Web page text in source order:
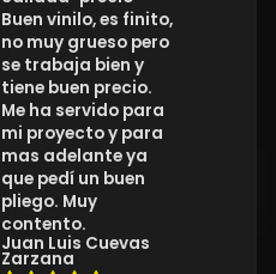
Buen vinilo, es finito,
no muy grueso pero
se trabaja bien y
tiene buen precio.
Me ha servido para
mi proyecto y para
mas adelante ya
que pedí un buen
pliego. Muy
contento.
Juan Luis Cuevas
Zarzana